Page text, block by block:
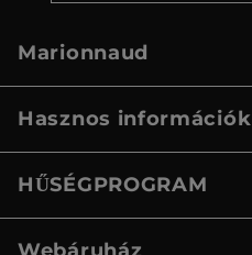
Marionnaud
Hasznos információk
HŰSÉGPROGRAM